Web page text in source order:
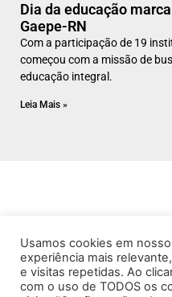
Dia da educação
Gaepe-RN
Com a participação de 19
começou com a missão de
educação integral.
Leia Mais »
Usamos cookies em
experiência mais
e visitas repetidas. Ao
com o uso de TODOS os